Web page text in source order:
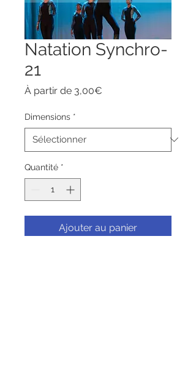
Natation Synchro-
21
À partir de 3,00€
Dimensions *
Quantité *
Ajouter au panier